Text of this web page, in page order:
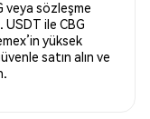
veya sözleşme
USDT ile CBG
yüksek
satın alın ve